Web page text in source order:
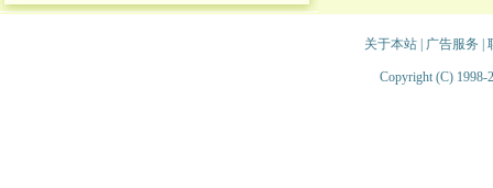
关于本站| 广告服务
Copyright (C) 1998-